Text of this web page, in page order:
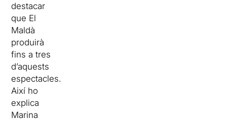
destacar
que El
Maldà
produirà
fins a tres
d’aquests
espectacles.
Així ho
explica
Marina